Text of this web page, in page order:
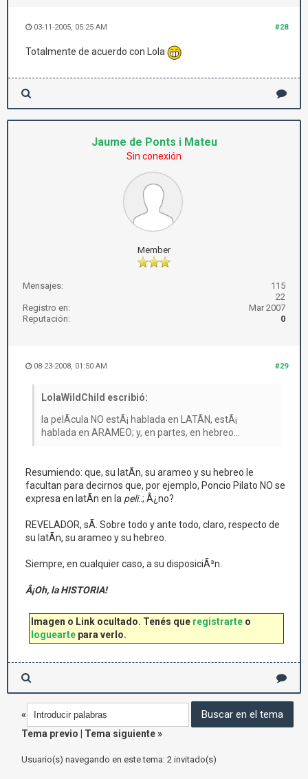
#28
03-11-2005, 05:25 AM
Totalmente de acuerdo con Lola
Jaume de Ponts i Mateu
Sin conexión
Member
Mensajes:
115
22
Registro en:
Mar 2007
Reputación:
0
#29
08-23-2008, 01:50 AM
LolaWildChild escribió:
la pelÃ­cula NO estÃ¡ hablada en LATÃN, estÃ¡
hablada en ARAMEO; y, en partes, en hebreo...
Resumiendo: que, su latÃ­n, su arameo y su hebreo le
facultan para decirnos que, por ejemplo, Poncio Pilato NO se
expresa en latÃ­n en la peli..; Â¿no?
REVELADOR, sÃ­. Sobre todo y ante todo, claro, respecto de
su latÃ­n, su arameo y su hebreo.
Siempre, en cualquier caso, a su disposiciÃ³n.
Â¡Oh, la HISTORIA!
Imagen o Link ocultado. Tenés que registrarte o
loguearte para verlo.
«
Tema previo
Tema siguiente»
Usuario(s) navegando en este tema: 2 invitado(s)